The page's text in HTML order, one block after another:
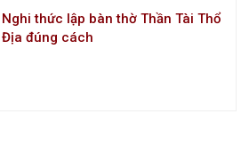
Nghi thức lập bàn thờ Thần Tài Thổ
Địa đúng cách